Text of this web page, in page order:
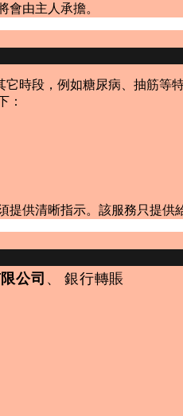
由主人承擔。
時段，例如糖尿病、抽筋
：
供清晰指示。該服務只提供
公司 、 銀行轉賬